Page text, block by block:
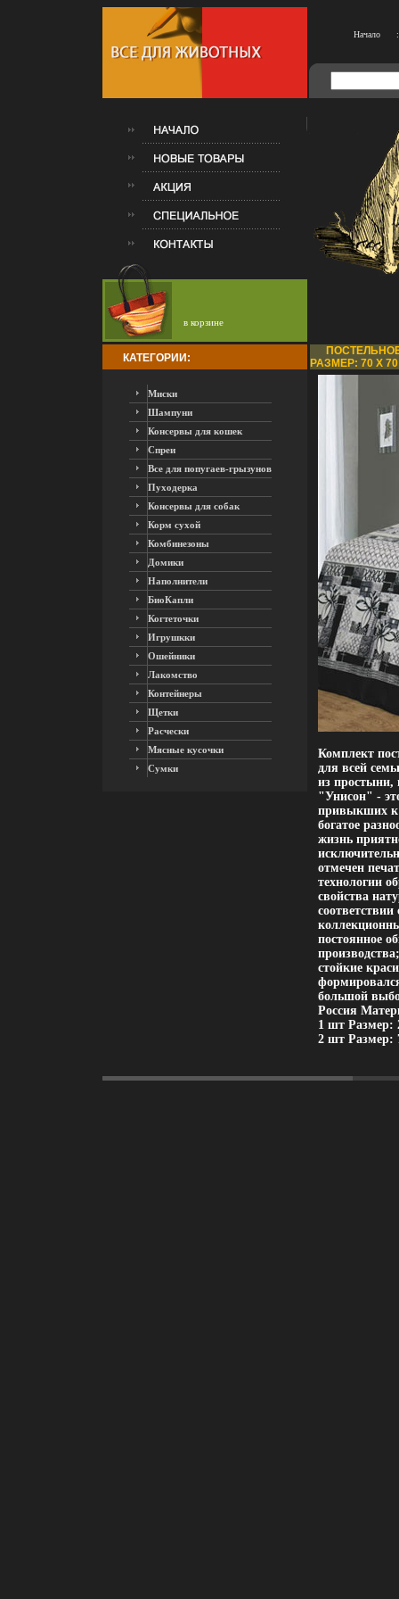
Начало
в корзине
КАТЕГОРИИ:
Миски
Шампуни
Консервы для кошек
Спреи
Все для попугаев-грызунов
Пуходерка
Консервы для собак
Корм сухой
Комбинезоны
Домики
Наполнители
БиоКапли
Когтеточки
Игрушкки
Ошейники
Лакомство
Контейнеры
Щетки
Расчески
Мясные кусочки
Сумки
РАЗМЕР: 70 Х
Комплект
для всей
из простыни,
"Унисон" -
привыкших к
богатое
жизнь
отмечен
технологии
свойства
постоянное
стойкие
большой
Россия
1 шт Размер:
2 шт Размер: